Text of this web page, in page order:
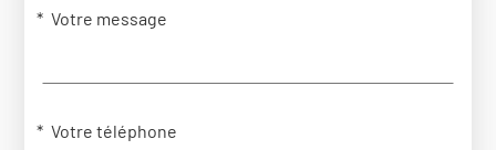
Votre message
Votre téléphone